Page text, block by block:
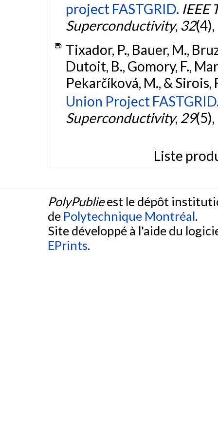
project FASTGRID. IEEE
Superconductivity, 32
Tixador, P., Bauer, M.,
Dutoit, B., Gomory, F.,
Pekarčíková, M., & Sirois,
Union Project
Superconductivity, 29
Liste
PolyPublieest le dépôt
de Polytechnique Montréal.
Site développé à l'aide du
EPrints.